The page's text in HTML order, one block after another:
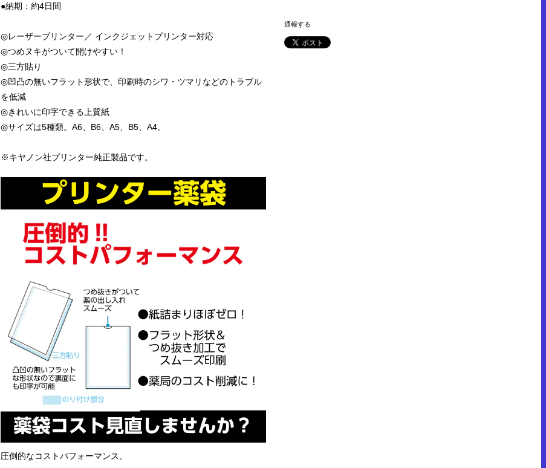
●納期：約4日間
◎レーザープリンター／ インクジェットプリンター対応
◎つめヌキがついて開けやすい！
◎三方貼り
◎凹凸の無いフラット形状で、印刷時のシワ・ツマリなどのトラブル
を低減
◎きれいに印字できる上質紙
◎サイズは5種類。A6、B6、A5、B5、A4。
※キヤノン社プリンター純正製品です。
圧倒的なコストパフォーマンス。
通報する